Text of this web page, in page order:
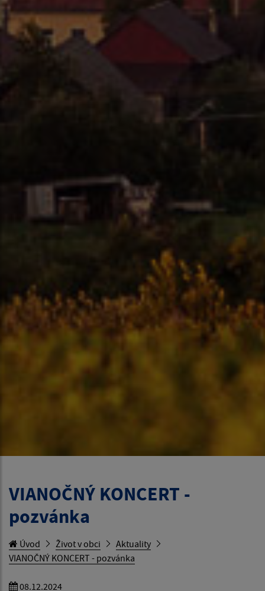
VIANOČNÝ KONCERT -
pozvánka
Úvod Život v obci
Aktuality
VIANOČNÝ KONCERT - pozvánka
08.12.2024